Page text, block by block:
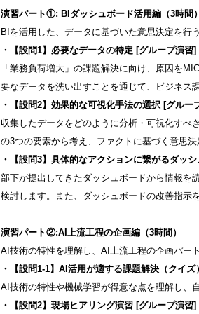
演習パート①: BIダッシュボード活用編（3時間）
BIを活用した、データに基づいた意思決定を行
・【設問1】必要なデータの特定 [グループ演習]
「業務負荷増大」の課題解決に向け、原因を
要なデータを洗い出すことを通じて、ビジネス
・【設問2】効果的な可視化手法の選択 [グルー
収集したデータをどのように分析・可視化すべ
の3つの要素から考え、ファクトに基づく意思
・【設問3】具体的なアクションに繋がるダッ
部下が提出してきたダッシュボードから情報を
検討します。また、ダッシュボードの改善指示
演習パート②:AI上流工程の企画編（3時間）
AI技術の特性を理解し、AI上流工程の企画パー
・【設問1-1】AI活用が適する課題解決（クイ
AI技術の特性や機械学習が得意な点を理解し、
・【設問2】現場ヒアリング演習 [グループ演習]